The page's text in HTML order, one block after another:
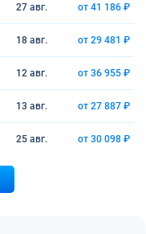
27 авг. от 41 186 ₽
18 авг. от 29 481 ₽
12 авг. от 36 955 ₽
13 авг. от 27 887 ₽
25 авг. от 30 098 ₽